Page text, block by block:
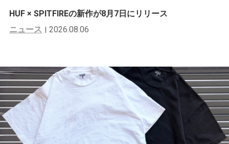
HUF × SPITFIREの新作が8月7日にリリース
ニュース
2026.08.06